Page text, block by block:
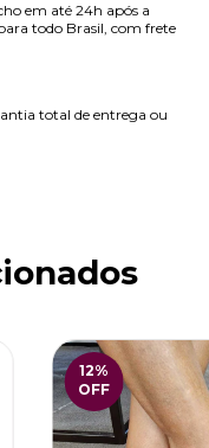
em até 24h após a
todo Brasil, com frete
total de entrega ou
12%
OFF